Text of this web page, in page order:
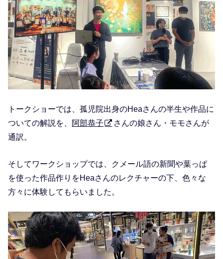
トークショーでは、孤児院出身のHeaさんの半生や作品に
ついての解説を、 阿部恭子
さんの娘さん・モモさんが
通訳。
そしてワークショップでは、クメール語の新聞や葉っぱ
を使った作品作りをHeaさんのレクチャーの下、色々な
方々に体験してもらいました。